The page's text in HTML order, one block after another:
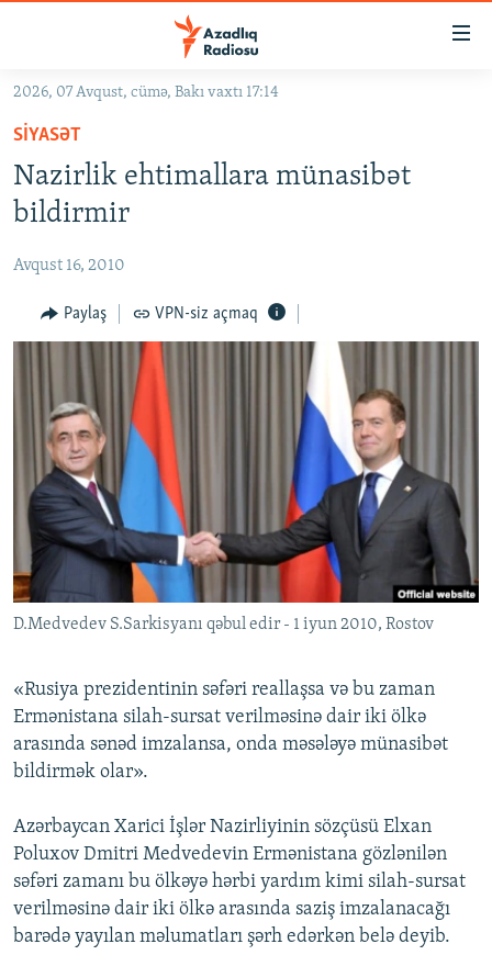
Əsas
qayıt
Əsas
naviqasiyaya
qayıt
GÜNDƏM
#İZAHLA
KORRUPSIOMETR
FƏRQƏ BAX
QANUNI DOĞRU
MULTIMEDIA
VIDEO
FOTOQALEREYA
İNFOQRAFIKA
KARIKATURA
RADIO ARXIV
OXU ZALI
AZƏRBAYCAN ƏDƏBIYYATI KITABXANASI
İSLAM VƏ DEMOKRATIYA
İZ - MƏDƏNIYYƏT PROQRAMI
HAQQIMIZDA
MISSIYAMIZ
PEŞƏ ETIKASI VƏ JURNALISTIKA STANDARTLARIMIZ
MATERIALLARIMIZDAN ISTIFADƏ
AZADLIQRADIOSU MOBIL TELEFONUNUZDA
XƏBƏR BÜLLETENLƏRIMIZ
BIZI IZLƏ
RFE/RL-in bütün saytları
2026, 07 Avqust, cümə, Bakı vaxtı 17:14
SIYASƏT
Nazirlik ehtimallara münasibət
bildirmir
Avqust 16, 2010
Paylaş VPN-siz açmaq
D.Medvedev S.Sarkisyanı qəbul edir - 1 iyun 2010, Rostov
«Rusiya prezidentinin səfəri reallaşsa və bu zaman
Ermənistana silah-sursat verilməsinə dair iki ölkə
arasında sənəd imzalansa, onda məsələyə münasibət
bildirmək olar».
Azərbaycan Xarici İşlər Nazirliyinin sözçüsü Elxan
Poluxov Dmitri Medvedevin Ermənistana gözlənilən
səfəri zamanı bu ölkəyə hərbi yardım kimi silah-sursat
verilməsinə dair iki ölkə arasında saziş imzalanacağı
barədə yayılan məlumatları şərh edərkən belə deyib.